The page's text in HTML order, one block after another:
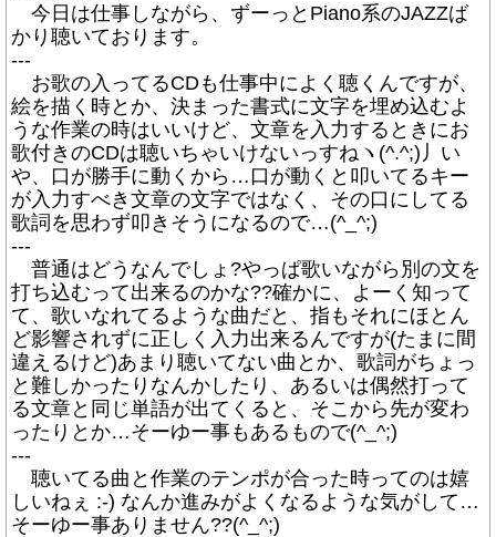
今日は仕事しながら、ずーっとPiano系のJAZZば
かり聴いております。
---
お歌の入ってるCDも仕事中によく聴くんですが、
絵を描く時とか、決まった書式に文字を埋め込むよ
うな作業の時はいいけど、文章を入力するときにお
歌付きのCDは聴いちゃいけないっすねヽ(^.^;)丿い
や、口が勝手に動くから…口が動くと叩いてるキー
が入力すべき文章の文字ではなく、その口にしてる
歌詞を思わず叩きそうになるので…(^_^;)
---
普通はどうなんでしょ?やっぱ歌いながら別の文を
打ち込むって出来るのかな??確かに、よーく知って
て、歌いなれてるような曲だと、指もそれにほとん
ど影響されずに正しく入力出来るんですが(たまに間
違えるけど)あまり聴いてない曲とか、歌詞がちょっ
と難しかったりなんかしたり、あるいは偶然打って
る文章と同じ単語が出てくると、そこから先が変わ
ったりとか…そーゆー事もあるもので(^_^;)
---
聴いてる曲と作業のテンポが合った時ってのは嬉
しいねぇ :-) なんか進みがよくなるような気がして…
そーゆー事ありません??(^_^;)